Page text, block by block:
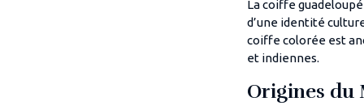
La coiffe
d’une identité
coiffe colorée est
et indiennes.
Origines du